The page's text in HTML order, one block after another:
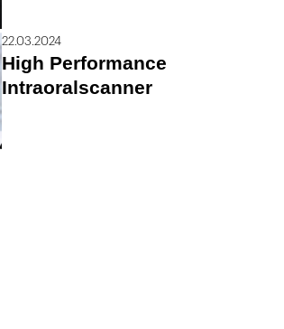
22.03.2024
High Performance
Intraoralscanner